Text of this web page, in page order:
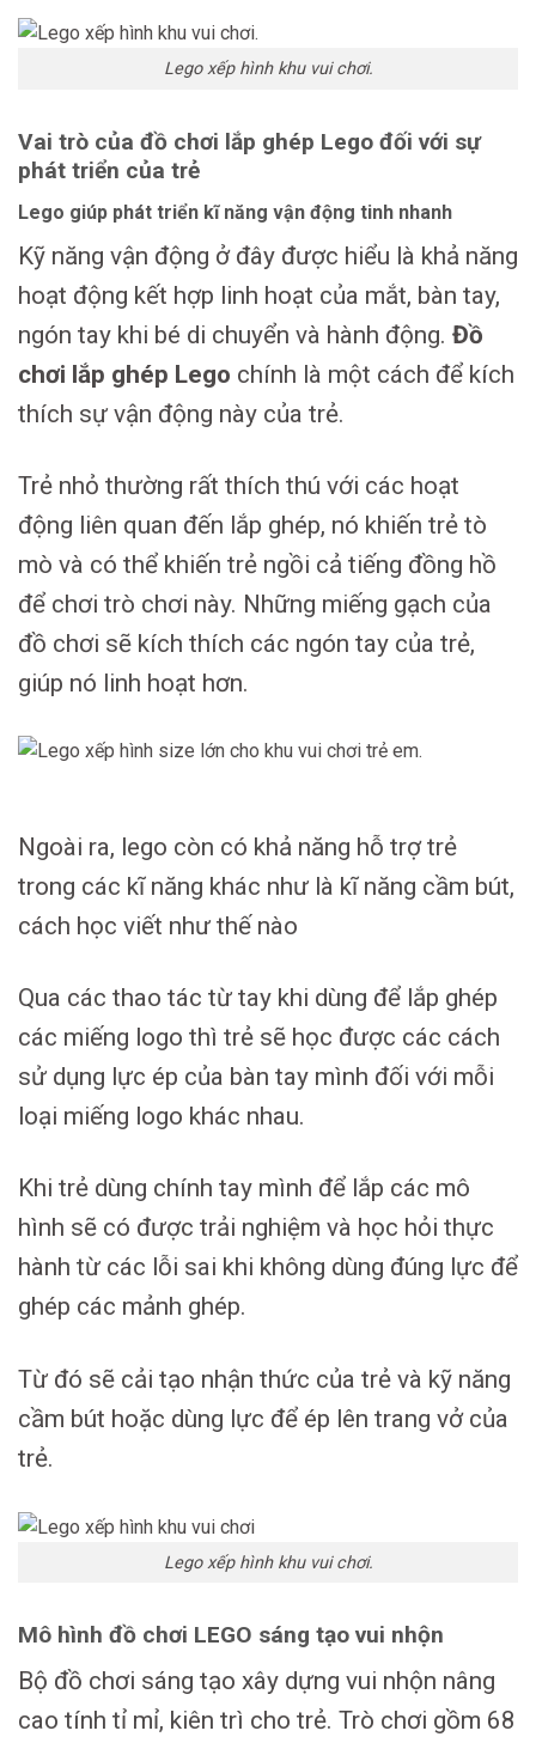
Lego xếp hình khu vui chơi.
Vai trò của đồ chơi lắp ghép Lego đối với sự
phát triển của trẻ
Lego giúp phát triển kĩ năng vận động tinh nhanh
Kỹ năng vận động ở đây được hiểu là khả năng
hoạt động kết hợp linh hoạt của mắt, bàn tay,
ngón tay khi bé di chuyển và hành động. Đồ
chơi lắp ghép Lego chính là một cách để kích
thích sự vận động này của trẻ.
Trẻ nhỏ thường rất thích thú với các hoạt
động liên quan đến lắp ghép, nó khiến trẻ tò
mò và có thể khiến trẻ ngồi cả tiếng đồng hồ
để chơi trò chơi này. Những miếng gạch của
đồ chơi sẽ kích thích các ngón tay của trẻ,
giúp nó linh hoạt hơn.
Ngoài ra, lego còn có khả năng hỗ trợ trẻ
trong các kĩ năng khác như là kĩ năng cầm bút,
cách học viết như thế nào
Qua các thao tác từ tay khi dùng để lắp ghép
các miếng logo thì trẻ sẽ học được các cách
sử dụng lực ép của bàn tay mình đối với mỗi
loại miếng logo khác nhau.
Khi trẻ dùng chính tay mình để lắp các mô
hình sẽ có được trải nghiệm và học hỏi thực
hành từ các lỗi sai khi không dùng đúng lực để
ghép các mảnh ghép.
Từ đó sẽ cải tạo nhận thức của trẻ và kỹ năng
cầm bút hoặc dùng lực để ép lên trang vở của
trẻ.
Lego xếp hình khu vui chơi.
Mô hình đồ chơi LEGO sáng tạo vui nhộn
Bộ đồ chơi sáng tạo xây dựng vui nhộn nâng
cao tính tỉ mỉ, kiên trì cho trẻ. Trò chơi gồm 68